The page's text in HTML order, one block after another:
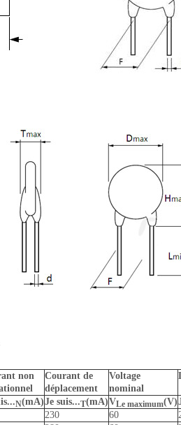
non
Courant de
déplacement
Voltage
nominal
N(mA)Je suis...T(mA)VLe maximum(V)
230 60